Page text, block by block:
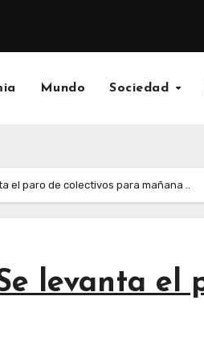
Mundo Sociedad
el paro de colectivos para mañana ..
levanta el